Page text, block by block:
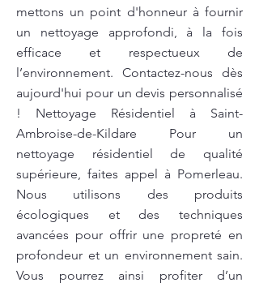
mettons un point d'honneur à fournir
un nettoyage approfondi, à la fois
efficace et respectueux de
l’environnement. Contactez-nous dès
aujourd'hui pour un devis personnalisé
! Nettoyage Résidentiel à Saint-
Ambroise-de-Kildare Pour un
nettoyage résidentiel de qualité
supérieure, faites appel à Pomerleau.
Nous utilisons des produits
écologiques et des techniques
avancées pour offrir une propreté en
profondeur et un environnement sain.
Vous pourrez ainsi profiter d’un